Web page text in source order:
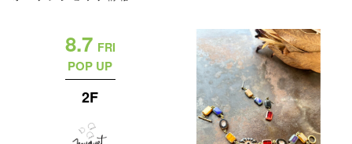
8.7 FRI
POP UP
2F
利用規約
ソーシャル